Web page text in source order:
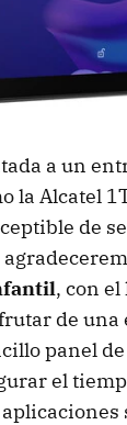
a un
la Alcatel
de
, con el
de
panel
el